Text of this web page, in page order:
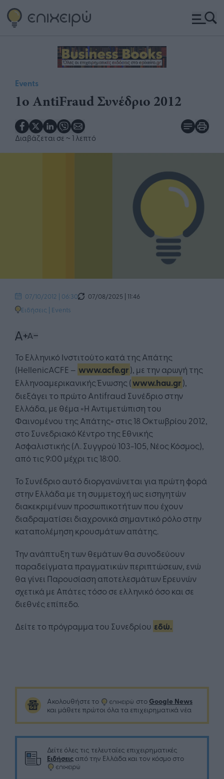
Events
1ο AntiFraud Συνέδριο 2012
Διαβάζεται σε ~ 1 λεπτό
07/10/2012 | 06:30
07/08/2025 | 11:46
Ειδήσεις | Events
Το Ελληνικό Ινστιτούτο κατά της Απάτης
(HellenicACFE – www.acfe.gr), με την αρωγή της
Ελληνοαμερικανικής Ένωσης (www.hau.gr),
διεξάγει το πρώτο Antifraud Συνέδριο στην
Ελλάδα, με θέμα «Η Αντιμετώπιση του
Φαινομένου της Απάτης» στις 18 Οκτωβρίου 2012,
στο Συνεδριακό Κέντρο της Εθνικής
Ασφαλιστικής (Λ. Συγγρού 103-105, Νέος Κόσμος),
από τις 9:00 μέχρι τις 18:00.
Το Συνέδριο αυτό διοργανώνεται για πρώτη φορά
στην Ελλάδα με τη συμμετοχή ως εισηγητών
διακεκριμένων προσωπικοτήτων που έχουν
διαδραματίσει διαχρονικά σημαντικό ρόλο στην
καταπολέμηση κρουσμάτων απάτης.
Την ανάπτυξη των θεμάτων θα συνοδεύουν
παραδείγματα πραγματικών περιπτώσεων, ενώ
θα γίνει Παρουσίαση αποτελεσμάτων Ερευνών
σχετικά με Απάτες τόσο σε ελληνικό όσο και σε
διεθνές επίπεδο.
Δείτε το πρόγραμμα του Συνεδρίου εδώ.
Ακολουθήστε το στο Google News
και μάθετε πρώτοι όλα τα επιχειρηματικά νέα
Δείτε όλες τις τελευταίες επιχειρηματικές
Ειδήσεις από την Ελλάδα και τον κόσμο στο